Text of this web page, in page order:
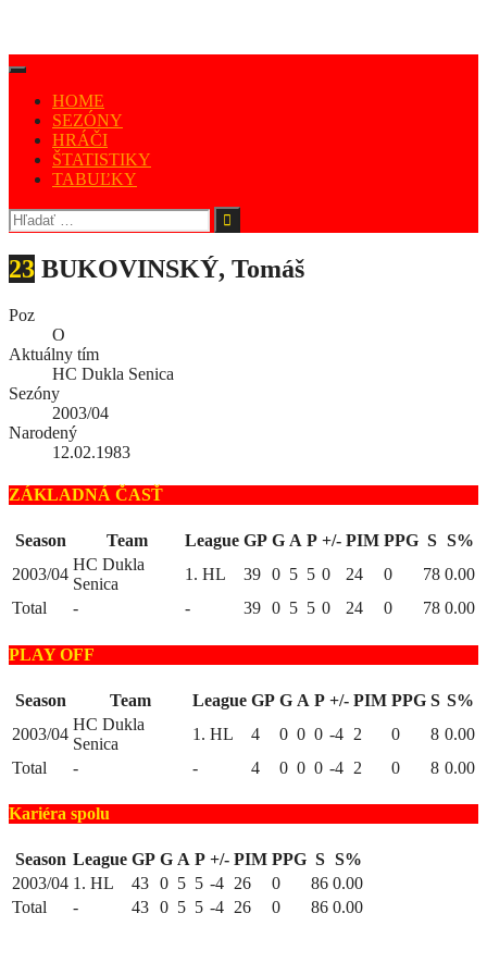
HOME
SEZÓNY
HRÁČI
ŠTATISTIKY
TABUĽKY
23 BUKOVINSKÝ, Tomáš
Poz
O
Aktuálny tím
HC Dukla Senica
Sezóny
2003/04
Narodený
12.02.1983
ZÁKLADNÁ ČASŤ
Season Team League GP G A P +/- PIM PPG S S%
2003/04
HC Dukla
Senica
1. HL 39 0 5 5 0 24 0 78 0.00
Total
- - 39 0 5 5 0 24 0 78 0.00
PLAY OFF
Season Team League GP G A P +/- PIM PPG S S%
2003/04
HC Dukla
Senica
1. HL 4 0 0 0 -4 2 0 8 0.00
Total
- - 4 0 0 0 -4 2 0 8 0.00
Kariéra spolu
Season League GP G A P +/- PIM PPG S S%
2003/04 1. HL 43 0 5 5 -4 26 0 86 0.00
Total
- 43 0 5 5 -4 26 0 86 0.00